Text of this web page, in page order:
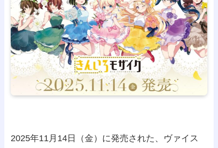
2025年11月14日（金）に発売された、ヴァイス